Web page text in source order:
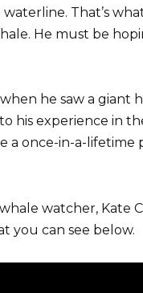
That’s
He must be
he saw a
his experience in
once-in-a-lifetime
watcher, Kate
you can see below.